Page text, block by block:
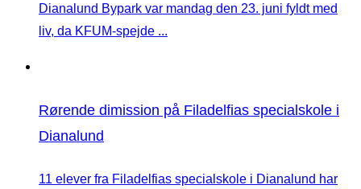
Dianalund Bypark var mandag den 23. juni fyldt med
liv, da KFUM-spejde ...
Rørende dimission på Filadelfias specialskole i
Dianalund
11 elever fra Filadelfias specialskole i Dianalund har